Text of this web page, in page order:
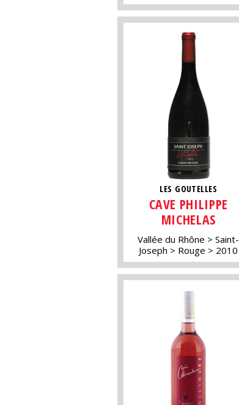
LES GOUTELLES
CAVE PHILIPPE
MICHELAS
Vallée du Rhône
Saint-
Joseph
Rouge 2010